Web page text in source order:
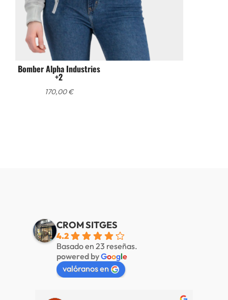
Bomber Alpha Industries
+2
170,00€
CROM SITGES
4.2
Basado en 23 reseñas.
powered byGoogle
valóranos en